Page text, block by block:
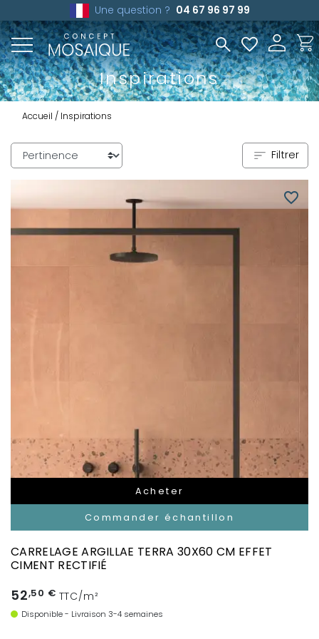
Une question ? 04 67 96 97 99
Inspirations
Accueil Inspirations
Filtrer
Acheter
Commander échantillon
favorite_border
CARRELAGE ARGILLAE TERRA 30X60 CM EFFET
CIMENT RECTIFIÉ
52,50 € TTC/m²
Disponible - Livraison 3-4 semaines